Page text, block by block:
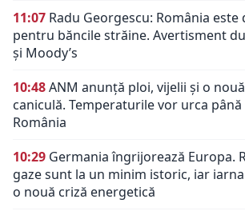
11:07 Radu Georgescu: România este
pentru băncile străine. Avertisment
și Moody’s
10:48ANM anunță ploi, vijelii și o
caniculă. Temperaturile vor urca
România
10:29 Germania îngrijorează Europa.
gaze sunt la un minim istoric, iar
o nouă criză energetică